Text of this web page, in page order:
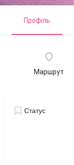
Профіль
Маршрут
Статус